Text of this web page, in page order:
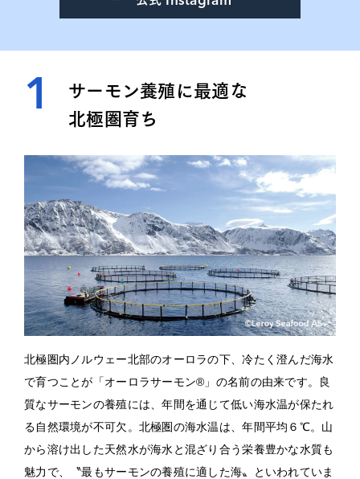
1
サーモン養殖に最適な
北極圏育ち
北極圏内ノルウェー北部のオーロラの下、冷たく澄んだ海水
で育つことが「オーロラサーモン®」の名前の由来です。良
質なサーモンの養殖には、年間を通じて低い海水温が保たれ
る自然環境が不可欠。北極圏の海水温は、年間平均６℃。山
から溶け出した天然水が海水と混ざり合う栄養豊かな水質も
魅力で、〝最もサーモンの養殖に適した海〟といわれていま